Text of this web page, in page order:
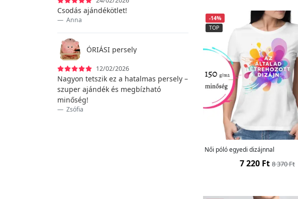
Nem nyomtatott ruházat
Órák
Partijátékok
Pénztárcáką
Pikáns ajándékok
Pólók 115
Prémium ruházat
Sapkák
Csodás ajándékötlet!
Anna
ÓRIÁSI persely
12/02/2026
Nagyon tetszik ez a hatalmas persely –
szuper ajándék és megbízható
minőség!
Zsófia
-14%
TOP
Női póló egyedi dizájnnal
7 220 Ft 8 370 Ft